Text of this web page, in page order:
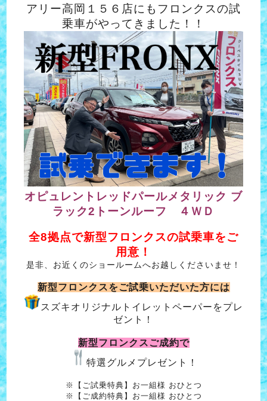
アリー高岡１５６店にもフロンクスの試
乗車がやってきました！！
オピュレントレッドパールメタリック ブ
ラック2トーンルーフ ４ＷＤ
全8拠点で新型フロンクスの試乗車をご
用意！
是非、お近くのショールームへお越しくださいませ！
新型フロンクスをご試乗いただいた方には
スズキオリジナルトイレットペーパーをプレ
ゼント！
新型フロンクスご成約で
特選グルメプレゼント！
※【ご試乗特典】お一組様 おひとつ
※【ご成約特典】お一組様 おひとつ